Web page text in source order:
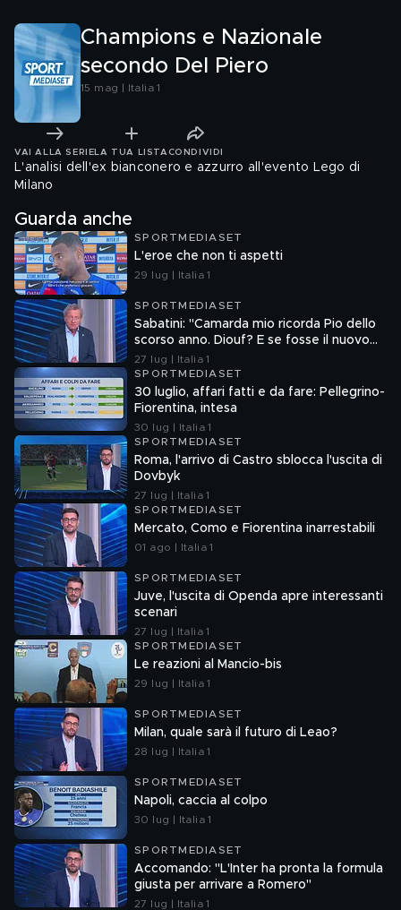
Champions e Nazionale
secondo Del Piero
15 mag | Italia 1
VAI ALLA SERIE LA TUA LISTA CONDIVIDI
L'analisi dell'ex bianconero e azzurro all'evento Lego di
Milano
Guarda anche
SPORTMEDIASET
L'eroe che non ti aspetti
29 lug | Italia 1
SPORTMEDIASET
Sabatini: "Camarda mio ricorda Pio dello
scorso anno. Diouf? E se fosse il nuovo
Dumfries?"
27 lug | Italia 1
SPORTMEDIASET
30 luglio, affari fatti e da fare: Pellegrino-
Fiorentina, intesa
30 lug | Italia 1
SPORTMEDIASET
Roma, l'arrivo di Castro sblocca l'uscita di
Dovbyk
27 lug | Italia 1
SPORTMEDIASET
Mercato, Como e Fiorentina inarrestabili
01 ago | Italia 1
SPORTMEDIASET
Juve, l'uscita di Openda apre interessanti
scenari
27 lug | Italia 1
SPORTMEDIASET
Le reazioni al Mancio-bis
29 lug | Italia 1
SPORTMEDIASET
Milan, quale sarà il futuro di Leao?
28 lug | Italia 1
SPORTMEDIASET
Napoli, caccia al colpo
30 lug | Italia 1
SPORTMEDIASET
Accomando: "L'Inter ha pronta la formula
giusta per arrivare a Romero"
27 lug | Italia 1